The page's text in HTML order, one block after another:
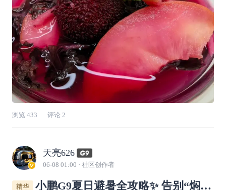
是乡
浏览 433 评论 2
天亮626
06-08 01:00 · 社区创作者
小鹏G9夏日避暑全攻略✨ 告别“焖罐